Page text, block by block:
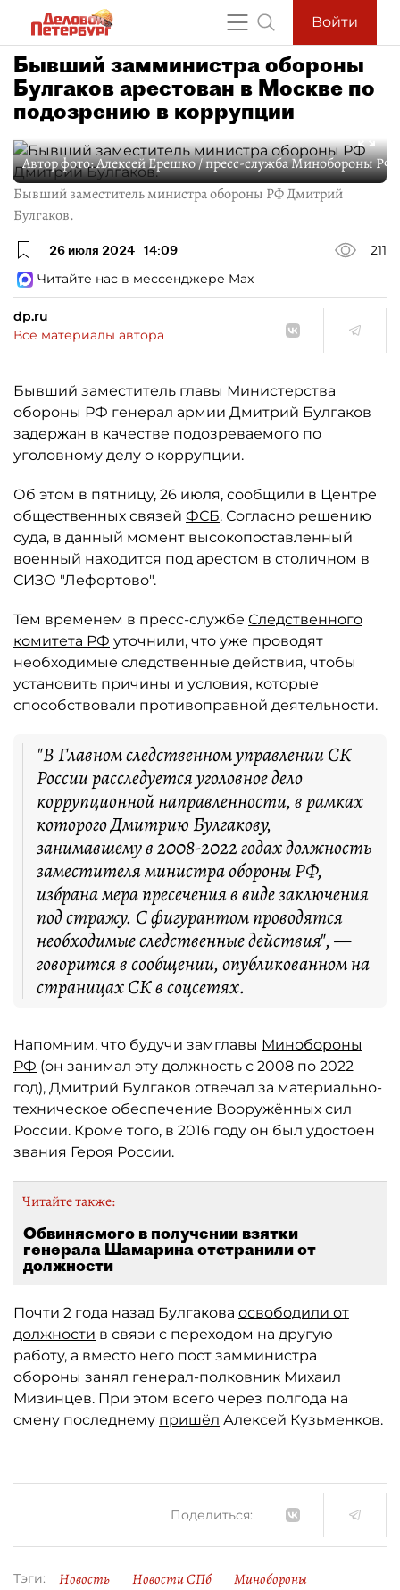
Войти
Бывший замминистра обороны
Булгаков арестован в Москве по
подозрению в коррупции
Автор фото:Алексей Ерешко / пресс-служба Минобороны РФ
Бывший заместитель министра обороны РФ Дмитрий
Булгаков.
26 июля 2024 14:09
211
Читайте нас в мессенджере Max
dp.ru
Все материалы автора
Бывший заместитель главы Министерства
обороны РФ генерал армии Дмитрий Булгаков
задержан в качестве подозреваемого по
уголовному делу о коррупции.
Об этом в пятницу, 26 июля, сообщили в Центре
общественных связей ФСБ. Согласно решению
суда, в данный момент высокопоставленный
военный находится под арестом в столичном в
СИЗО "Лефортово".
Тем временем в пресс-службе Следственного
комитета РФ уточнили, что уже проводят
необходимые следственные действия, чтобы
установить причины и условия, которые
способствовали противоправной деятельности.
"В Главном следственном управлении СК
России расследуется уголовное дело
коррупционной направленности, в рамках
которого Дмитрию Булгакову,
занимавшему в 2008-2022 годах должность
заместителя министра обороны РФ,
избрана мера пресечения в виде заключения
под стражу. С фигурантом проводятся
необходимые следственные действия", —
говорится в сообщении, опубликованном на
страницах СК в соцсетях.
Напомним, что будучи замглавы Минобороны
РФ (он занимал эту должность с 2008 по 2022
год), Дмитрий Булгаков отвечал за материально-
техническое обеспечение Вооружённых сил
России. Кроме того, в 2016 году он был удостоен
звания Героя России.
Читайте также:
Обвиняемого в получении взятки
генерала Шамарина отстранили от
должности
Почти 2 года назад Булгакова освободили от
должности в связи с переходом на другую
работу, а вместо него пост замминистра
обороны занял генерал-полковник Михаил
Мизинцев. При этом всего через полгода на
смену последнему пришёл Алексей Кузьменков.
Поделиться:
Тэги: Новость Новости СПб
Минобороны